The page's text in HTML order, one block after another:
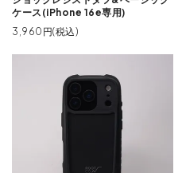
ケース(iPhone 16e専用)
3,960円(税込)